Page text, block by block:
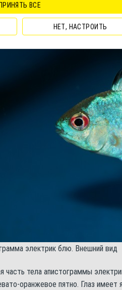
электрик блю. Внешний вид
часть тела апистограммы
оранжевое пятно. Глаз имеет
ВСЕ
НЕТ, НАСТРОИТЬ